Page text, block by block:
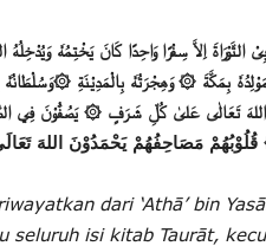
اِلاَّ سِفْرًا وَاحِدًا كَانَ يَخْتِمُه وَيُدْخِلُهُ
بِمَكَّةَ ۞وَهِجْرَتُه بِالْمَدِيْنَةِ ۞وَسُلْطَانُه
تَعَالٰى عَلىٰ كُلِّ شَرَفٍ ۞ يَصُفُّوْنَ فِي
قُلُوْبُهُمْ مَصَاحِفُهُمْ يَحْمَدُوْنَ اللهَ
dari ‘Athā’ bin
seluruh isi kitab Taurāt,